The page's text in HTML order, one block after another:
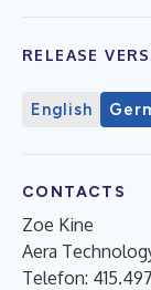
RELEASE
English
CONTACTS
Zoe Kine
Aera
Telefon: